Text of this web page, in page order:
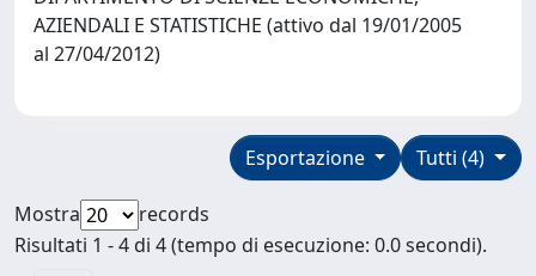
AZIENDALI E STATISTICHE (attivo dal 19/01/2005
al 27/04/2012)
Tutti (4)
Esportazione
Mostra
records
Risultati 1 - 4 di 4 (tempo di esecuzione: 0.0 secondi).